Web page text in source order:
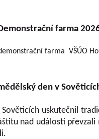
farma
farma VŠÚO
den v
uskutečnil
nad událostí převzali